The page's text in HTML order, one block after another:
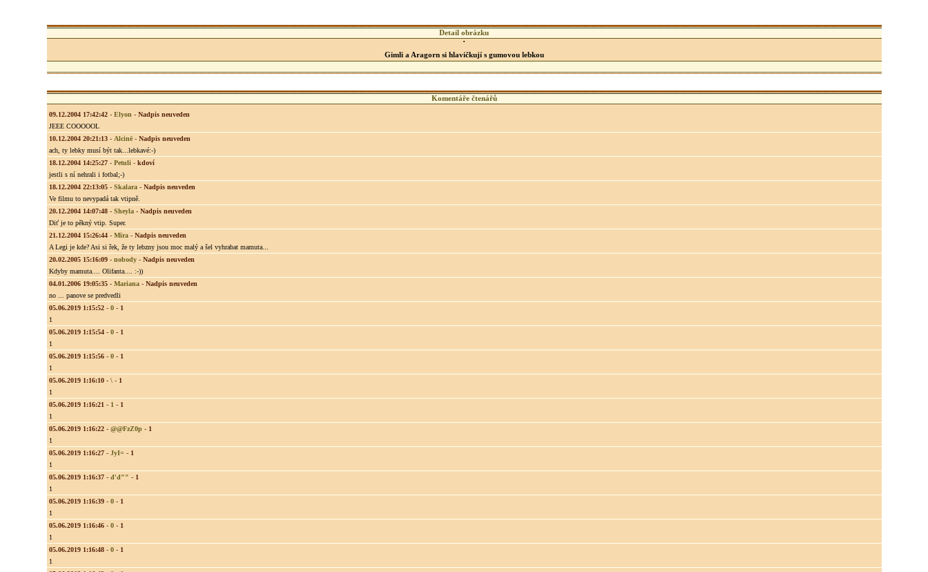
Detail obrázku
Gimli a Aragorn si hlavičkují s gumovou lebkou
Komentáře čtenářů
09.12.2004 17:42:42- Elyon - Nadpis neuveden
JEEE COOOOOL
10.12.2004 20:21:13- Alcinë- Nadpis neuveden
ach, ty lebky musí být tak...lebkavé:-)
18.12.2004 14:25:27- Petuli - kdoví
jestli s ní nehrali i fotbal;-)
18.12.2004 22:13:05- Skalara- Nadpis neuveden
Ve filmu to nevypadá tak vtipně.
20.12.2004 14:07:48- Sheyla- Nadpis neuveden
Diť je to pěkný vtip. Super.
21.12.2004 15:26:44- Mïra- Nadpis neuveden
A Legi je kde? Asi si řek, že ty lebzny jsou moc malý a šel vyhrabat mamuta...
20.02.2005 15:16:09- nobody- Nadpis neuveden
Kdyby mamuta.... Olifanta.... :-))
04.01.2006 19:05:35- Mariana- Nadpis neuveden
no ... panove se predvedli
05.06.2019 1:15:52- 0- 1
1
05.06.2019 1:15:54- 0- 1
1
05.06.2019 1:15:56- 0- 1
1
05.06.2019 1:16:10- \- 1
1
05.06.2019 1:16:21 - 1 - 1
1
05.06.2019 1:16:22- @@FzZ0p - 1
1
05.06.2019 1:16:27- JyI= - 1
1
05.06.2019 1:16:37- đ'đ"" - 1
1
05.06.2019 1:16:39- 0- 1
1
05.06.2019 1:16:46- 0- 1
1
05.06.2019 1:16:48- 0- 1
1